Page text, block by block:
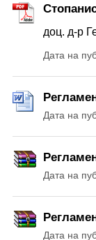
доц. д-р
Дата на
Дата на
Дата на
Дата на